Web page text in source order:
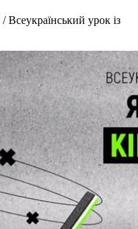
/Всеукраїнський урок із